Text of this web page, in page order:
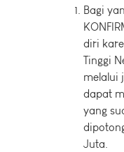
Bagi
diri
Tinggi
melalui
dapat
yang
Juta.